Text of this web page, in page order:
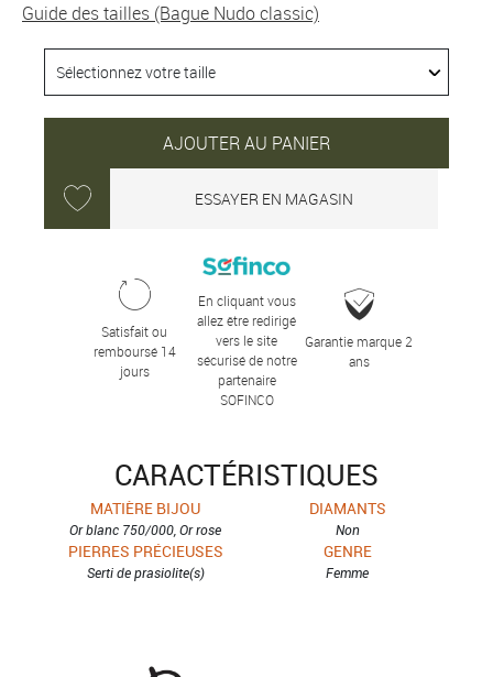
Guide des tailles (Bague Nudo classic)
AJOUTER AU PANIER
ESSAYER EN MAGASIN
Satisfait ou
remboursé 14
jours
En cliquant vous
allez être redirigé
vers le site
sécurisé de notre
partenaire
SOFINCO
Garantie marque 2
ans
CARACTÉRISTIQUES
MATIÈRE BIJOU
Or blanc 750/000, Or rose
DIAMANTS
Non
PIERRES PRÉCIEUSES
Serti de prasiolite(s)
GENRE
Femme